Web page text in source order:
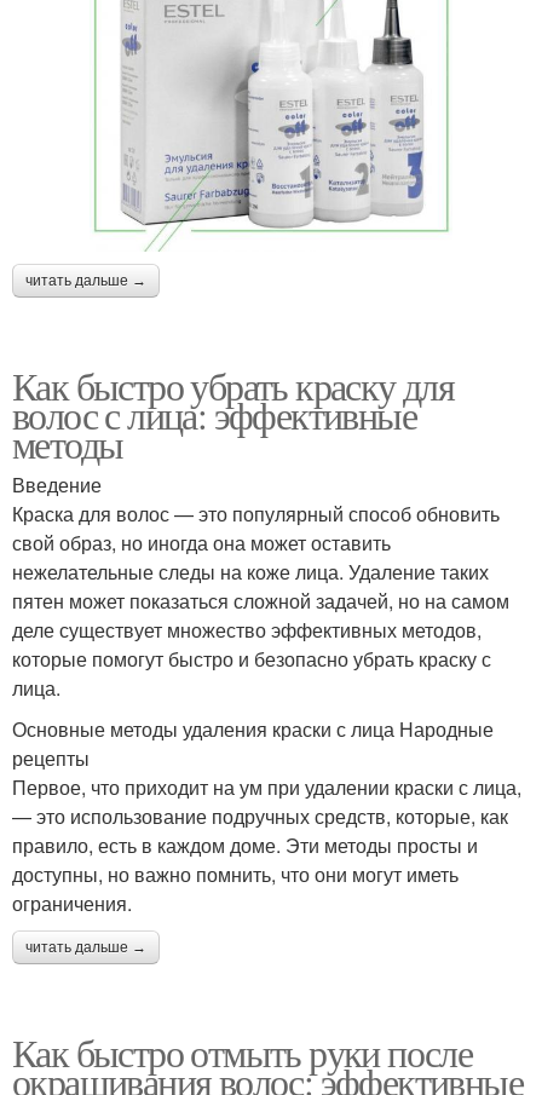
читать дальше →
Как быстро убрать краску для
волос с лица: эффективные
методы
Введение
Краска для волос — это популярный способ обновить
свой образ, но иногда она может оставить
нежелательные следы на коже лица. Удаление таких
пятен может показаться сложной задачей, но на самом
деле существует множество эффективных методов,
которые помогут быстро и безопасно убрать краску с
лица.
Основные методы удаления краски с лица Народные
рецепты
Первое, что приходит на ум при удалении краски с лица,
— это использование подручных средств, которые, как
правило, есть в каждом доме. Эти методы просты и
доступны, но важно помнить, что они могут иметь
ограничения.
читать дальше →
Как быстро отмыть руки после
окрашивания волос: эффективные